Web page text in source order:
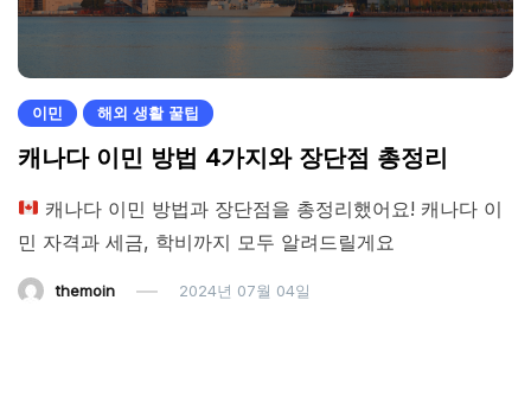
이민 해외 생활 꿀팁
캐나다 이민 방법 4가지와 장단점 총정리
캐나다 이민 방법과 장단점을 총정리했어요! 캐나다 이
민 자격과 세금, 학비까지 모두 알려드릴게요
themoin 2024년 07월 04일